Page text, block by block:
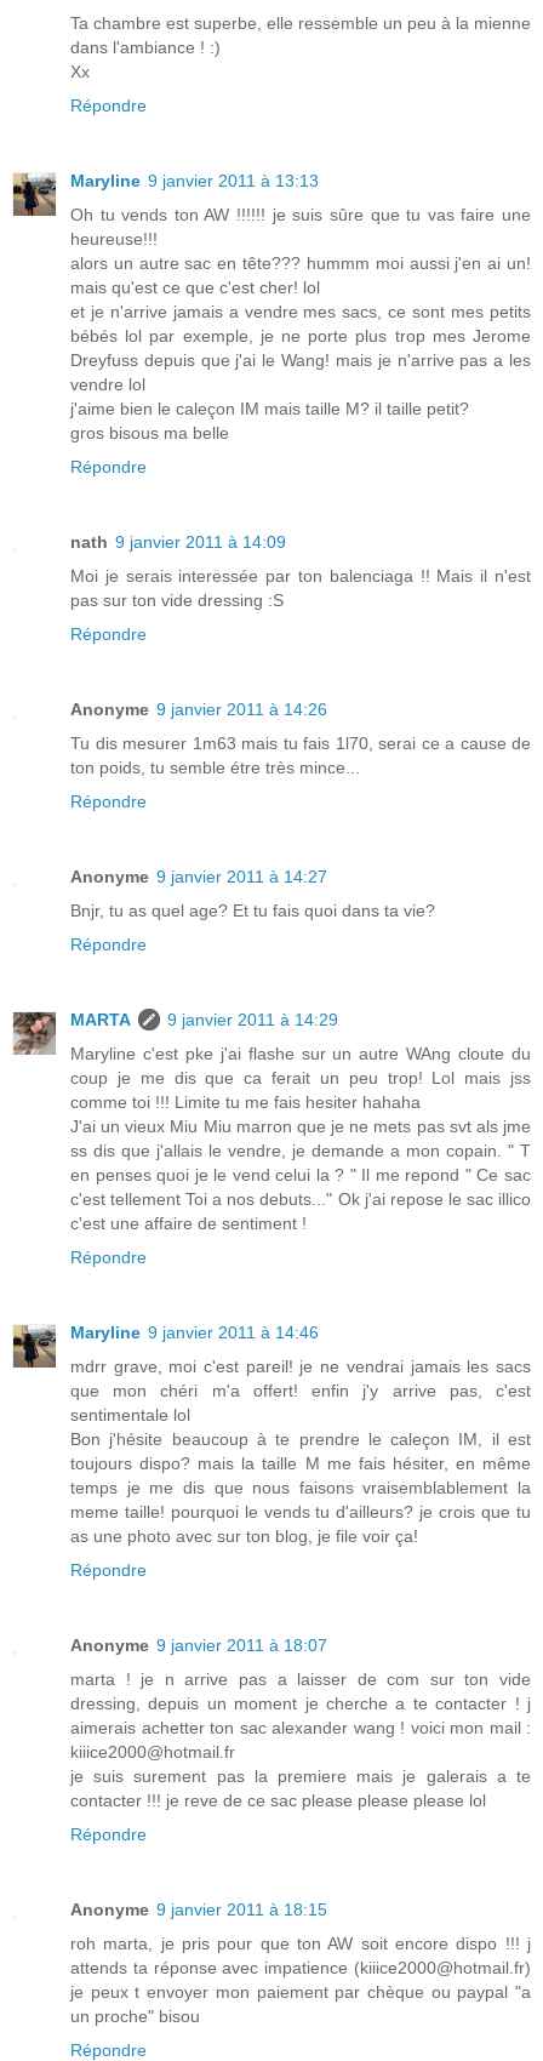
Ta chambre est superbe, elle ressemble un peu à la mienne
dans l'ambiance ! :)
Xx
Répondre
Maryline 9 janvier 2011 à 13:13
Oh tu vends ton AW !!!!!! je suis sûre que tu vas faire une
heureuse!!!
alors un autre sac en tête??? hummm moi aussi j'en ai un!
mais qu'est ce que c'est cher! lol
et je n'arrive jamais a vendre mes sacs, ce sont mes petits
bébés lol par exemple, je ne porte plus trop mes Jerome
Dreyfuss depuis que j'ai le Wang! mais je n'arrive pas a les
vendre lol
j'aime bien le caleçon IM mais taille M? il taille petit?
gros bisous ma belle
Répondre
nath 9 janvier 2011 à 14:09
Moi je serais interessée par ton balenciaga !! Mais il n'est
pas sur ton vide dressing :S
Répondre
Anonyme 9 janvier 2011 à 14:26
Tu dis mesurer 1m63 mais tu fais 1l70, serai ce a cause de
ton poids, tu semble étre très mince...
Répondre
Anonyme 9 janvier 2011 à 14:27
Bnjr, tu as quel age? Et tu fais quoi dans ta vie?
Répondre
MARTA
9 janvier 2011 à 14:29
Maryline c'est pke j'ai flashe sur un autre WAng cloute du
coup je me dis que ca ferait un peu trop! Lol mais jss
comme toi !!! Limite tu me fais hesiter hahaha
J'ai un vieux Miu Miu marron que je ne mets pas svt als jme
ss dis que j'allais le vendre, je demande a mon copain. " T
en penses quoi je le vend celui la ? " Il me repond " Ce sac
c'est tellement Toi a nos debuts..." Ok j'ai repose le sac illico
c'est une affaire de sentiment !
Répondre
Maryline 9 janvier 2011 à 14:46
mdrr grave, moi c'est pareil! je ne vendrai jamais les sacs
que mon chéri m'a offert! enfin j'y arrive pas, c'est
sentimentale lol
Bon j'hésite beaucoup à te prendre le caleçon IM, il est
toujours dispo? mais la taille M me fais hésiter, en même
temps je me dis que nous faisons vraisemblablement la
meme taille! pourquoi le vends tu d'ailleurs? je crois que tu
as une photo avec sur ton blog, je file voir ça!
Répondre
Anonyme 9 janvier 2011 à 18:07
marta ! je n arrive pas a laisser de com sur ton vide
dressing, depuis un moment je cherche a te contacter ! j
aimerais achetter ton sac alexander wang ! voici mon mail :
kiiice2000@hotmail.fr
je suis surement pas la premiere mais je galerais a te
contacter !!! je reve de ce sac please please please lol
Répondre
Anonyme 9 janvier 2011 à 18:15
roh marta, je pris pour que ton AW soit encore dispo !!! j
attends ta réponse avec impatience (kiiice2000@hotmail.fr)
je peux t envoyer mon paiement par chèque ou paypal "a
un proche" bisou
Répondre